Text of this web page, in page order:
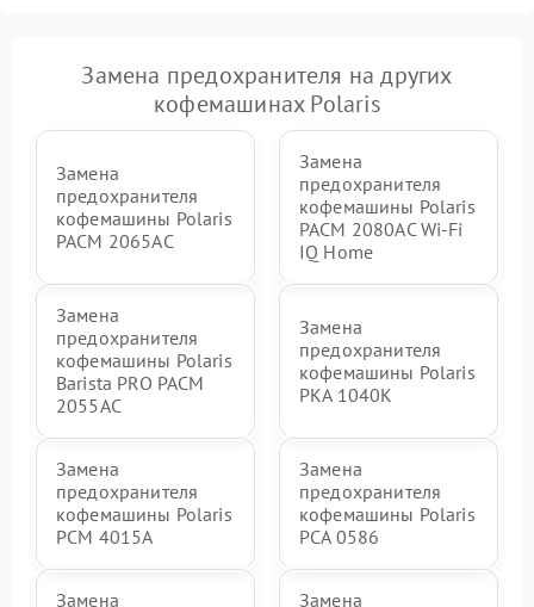
Замена предохранителя на других
кофемашинах Polaris
Замена
предохранителя
кофемашины Polaris
PACM 2065AC
Замена
предохранителя
кофемашины Polaris
PACM 2080AC Wi-Fi
IQ Home
Замена
предохранителя
кофемашины Polaris
Barista PRO PACM
2055AC
Замена
предохранителя
кофемашины Polaris
PKA 1040K
Замена
предохранителя
кофемашины Polaris
PCM 4015A
Замена
предохранителя
кофемашины Polaris
PCA 0586
Замена Замена